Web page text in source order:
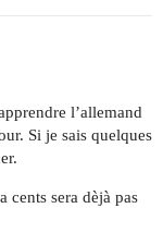
l’allemand
Si je sais quelques
cents sera dèjà pas